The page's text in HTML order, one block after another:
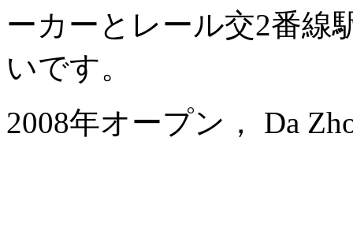
ーカーとレール交2番線
いです。
2008年オープン， Da